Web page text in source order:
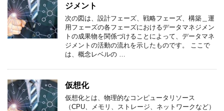
ジメント
次の図は、設計フェーズ、戦略フェーズ、構築＿運
用フェーズの各フェーズにおけるデータマネジメン
トの成果物を関係づけることによって、データマネ
ジメントの活動の流れを示したものです。 ここで
は、概念レベルの …
仮想化
仮想化とは、物理的なコンピュータリソース
（CPU、メモリ、ストレージ、ネットワークなど）